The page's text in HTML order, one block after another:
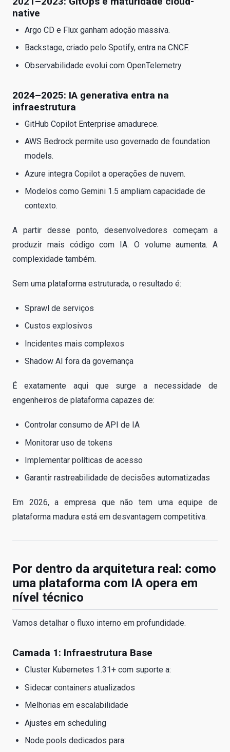
native
Argo CD e Flux ganham adoção massiva.
Backstage, criado pelo Spotify, entra na CNCF.
Observabilidade evolui com OpenTelemetry.
2024–2025: IA generativa entra na
infraestrutura
GitHub Copilot Enterprise amadurece.
AWS Bedrock permite uso governado de foundation
models.
Azure integra Copilot a operações de nuvem.
Modelos como Gemini 1.5 ampliam capacidade de
contexto.
A partir desse ponto, desenvolvedores começam a
produzir mais código com IA. O volume aumenta. A
complexidade também.
Sem uma plataforma estruturada, o resultado é:
Sprawl de serviços
Custos explosivos
Incidentes mais complexos
Shadow AI fora da governança
É exatamente aqui que surge a necessidade de
engenheiros de plataforma capazes de:
Controlar consumo de API de IA
Monitorar uso de tokens
Implementar políticas de acesso
Garantir rastreabilidade de decisões automatizadas
Em 2026, a empresa que não tem uma equipe de
plataforma madura está em desvantagem competitiva.
Por dentro da arquitetura real: como
uma plataforma com IA opera em
nível técnico
Vamos detalhar o fluxo interno em profundidade.
Camada 1: Infraestrutura Base
Cluster Kubernetes 1.31+ com suporte a:
Sidecar containers atualizados
Melhorias em escalabilidade
Ajustes em scheduling
Node pools dedicados para: